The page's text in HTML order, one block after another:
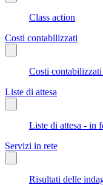
Class action
Costi contabilizzati
Costi
Liste di attesa
Liste di attesa - in
Servizi in rete
Risultati delle